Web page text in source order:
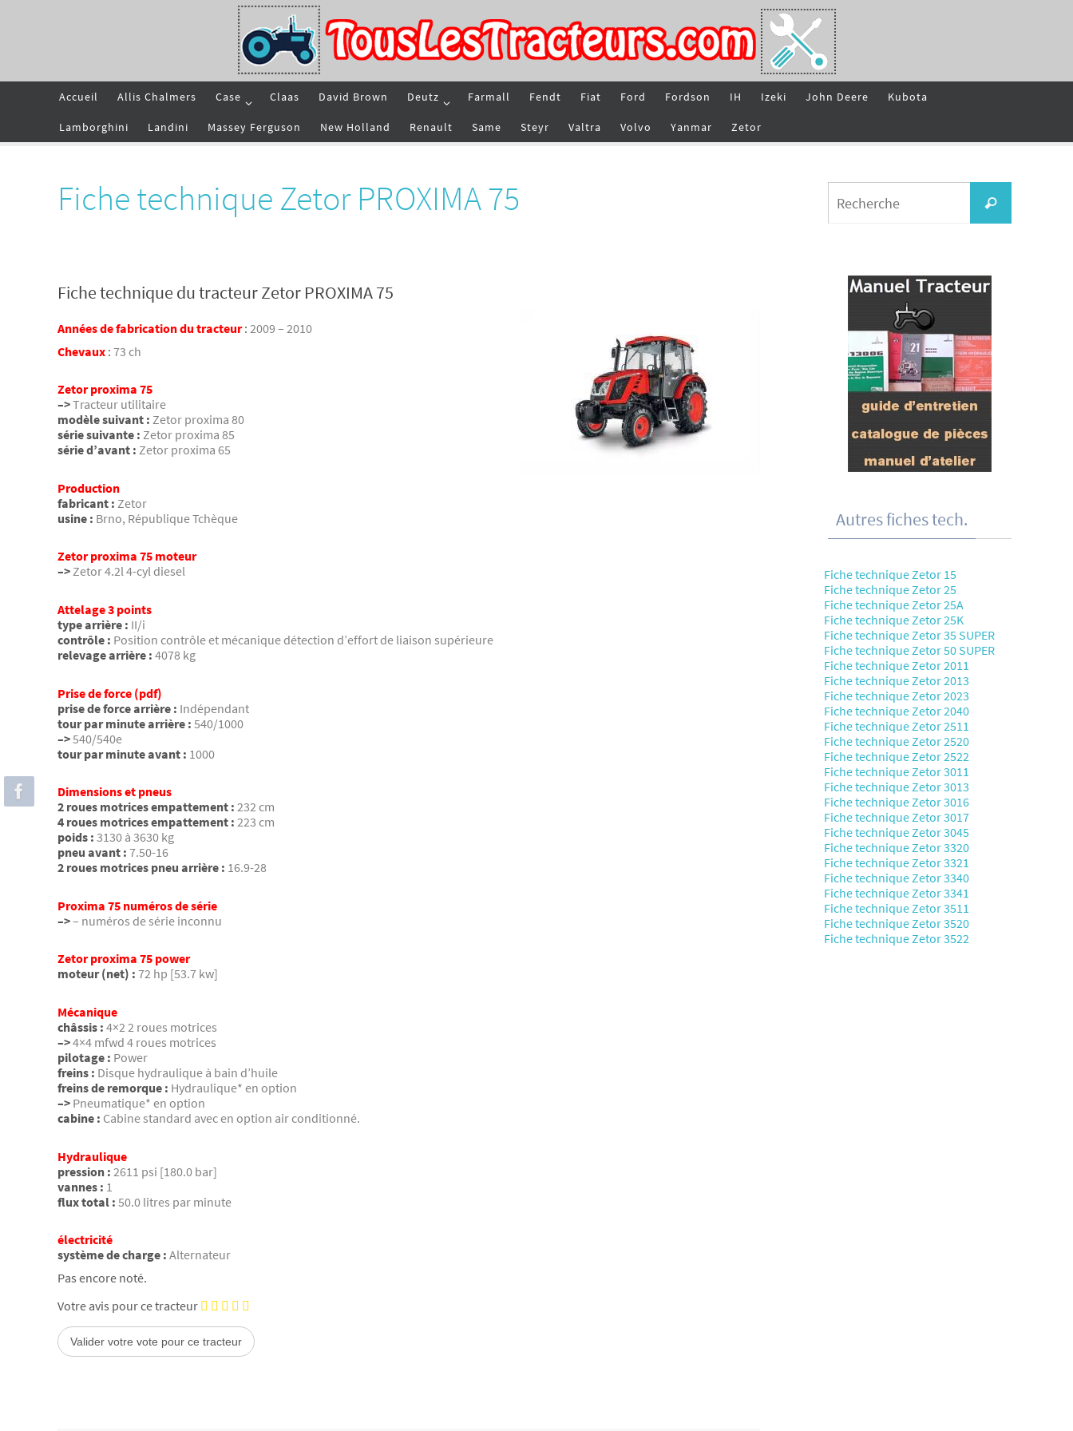
Accueil Allis Chalmers Case Claas David Brown Deutz Farmall Fendt Fiat Ford Fordson IH Izeki John Deere Kubota
Lamborghini Landini Massey Ferguson New Holland Renault Same Steyr Valtra Volvo Yanmar Zetor
Fiche technique Zetor PROXIMA 75
Fiche technique du tracteur Zetor PROXIMA 75
Années de fabrication du tracteur: 2009 – 2010
Chevaux : 73 ch
Zetor proxima 75
–>Tracteur utilitaire
modèle suivant : Zetor proxima 80
série suivante : Zetor proxima 85
série d’avant : Zetor proxima 65
Production
fabricant : Zetor
usine : Brno, République Tchèque
Zetor proxima 75 moteur
–>Zetor 4.2l 4-cyl diesel
Attelage 3 points
type arrière : II/i
contrôle : Position contrôle et mécanique détection d’effort de liaison supérieure
relevage arrière : 4078 kg
Prise de force (pdf)
prise de force arrière : Indépendant
tour par minute arrière : 540/1000
–>540/540e
tour par minute avant : 1000
Dimensions et pneus
2 roues motrices empattement : 232 cm
4 roues motrices empattement : 223 cm
poids : 3130 à 3630 kg
pneu avant : 7.50-16
2 roues motrices pneu arrière : 16.9-28
Proxima 75 numéros de série
–>– numéros de série inconnu
Zetor proxima 75 power
moteur (net) : 72 hp [53.7 kw]
Mécanique
châssis : 4×2 2 roues motrices
–>4×4 mfwd 4 roues motrices
pilotage : Power
freins : Disque hydraulique à bain d’huile
freins de remorque : Hydraulique* en option
–> Pneumatique* en option
cabine : Cabine standard avec en option air conditionné.
Hydraulique
pression : 2611 psi [180.0 bar]
vannes : 1
flux total : 50.0 litres par minute
électricité
système de charge : Alternateur
Pas encore noté.
Votre avis pour ce tracteur
Recherche
Autres fiches tech.
Fiche technique Zetor 15
Fiche technique Zetor 25
Fiche technique Zetor 25A
Fiche technique Zetor 25K
Fiche technique Zetor 35 SUPER
Fiche technique Zetor 50 SUPER
Fiche technique Zetor 2011
Fiche technique Zetor 2013
Fiche technique Zetor 2023
Fiche technique Zetor 2040
Fiche technique Zetor 2511
Fiche technique Zetor 2520
Fiche technique Zetor 2522
Fiche technique Zetor 3011
Fiche technique Zetor 3013
Fiche technique Zetor 3016
Fiche technique Zetor 3017
Fiche technique Zetor 3045
Fiche technique Zetor 3320
Fiche technique Zetor 3321
Fiche technique Zetor 3340
Fiche technique Zetor 3341
Fiche technique Zetor 3511
Fiche technique Zetor 3520
Fiche technique Zetor 3522